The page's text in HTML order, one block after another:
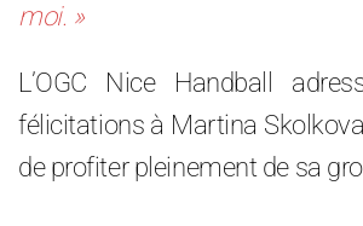
moi. »
L’OGC Nice Handball
félicitations à Martina
de profiter pleinement de sa